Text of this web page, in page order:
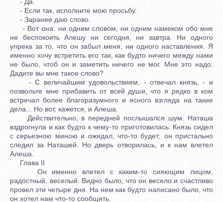
- Если так, исполните мою просьбу.
- Заранее даю слово.
- Вот она: ни одним словом, ни одним намеком обо мне
не беспокоить Алешу ни сегодня, ни завтра. Ни одного
упрека за то, что он забыл меня; ни одного наставления. Я
именно хочу встретить его так, как будто ничего между нами
не было, чтоб он и заметить ничего не мог. Мне это надо.
Дадите вы мне такое слово?
- С величайшим удовольствием, - отвечал князь, - и
позвольте мне прибавить от всей души, что я редко в ком
встречал более благоразумного и ясного взгляда на такие
дела... Но вот, кажется, и Алеша.
Действительно, в передней послышался шум. Наташа
вздрогнула и как будто к чему-то приготовилась. Князь сидел
с серьезною миною и ожидал, что-то будет; он пристально
следил за Наташей. Но дверь отворилась, и к нам влетел
Алеша.
Глава II
Он именно влетел с каким-то сияющим лицом,
радостный, веселый. Видно было, что он весело и счастливо
провел эти четыре дня. На нем как будто написано было, что
он хотел нам что-то сообщить.